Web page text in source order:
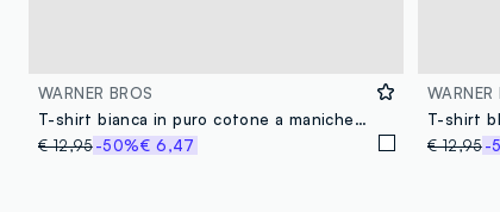
WARNER BROS
T-shirt bianca in puro cotone a maniche corte
€ 12,95-50%€ 6,47
WARNER
€ 12,95-